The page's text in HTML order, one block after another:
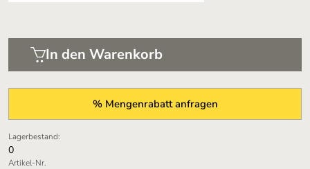
In den Warenkorb
% Mengenrabatt anfragen
Lagerbestand:
0
Artikel-Nr.